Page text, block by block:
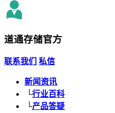
道通存储官方
联系我们 私信
新闻资讯
└行业百科
└产品答疑